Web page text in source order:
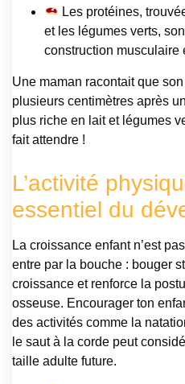
Les protéines,
et les légumes verts,
construction musculaire
Une maman racontait que
plusieurs centimètres après
plus riche en lait et légumes
fait attendre !
L’activité
essentiel du
La croissance enfant n’est
entre par la bouche : bouger
croissance et renforce la
osseuse. Encourager ton
des activités comme la
le saut à la corde peut
taille adulte future.